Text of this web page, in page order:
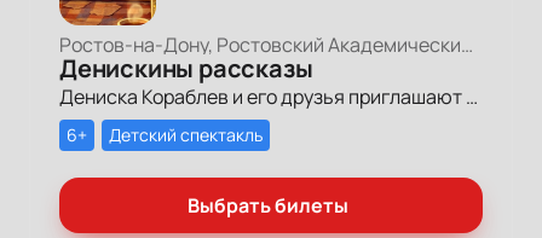
Ростов-на-Дону, Ростовский Академический Театр Драмы, Большая сцена
Денискины рассказы
Дениска Кораблев и его друзья приглашают мам, пап и ребят отправиться в невероятно весёлое и душевное приключение!
6+ Детский спектакль
Выбрать билеты